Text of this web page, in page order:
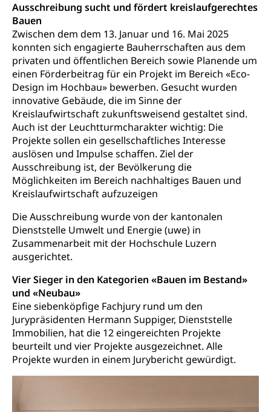
Ausschreibung sucht und fördert kreislaufgerechtes
Bauen
Zwischen dem dem 13. Januar und 16. Mai 2025
konnten sich engagierte Bauherrschaften aus dem
privaten und öffentlichen Bereich sowie Planende um
einen Förderbeitrag für ein Projekt im Bereich «Eco-
Design im Hochbau» bewerben. Gesucht wurden
innovative Gebäude, die im Sinne der
Kreislaufwirtschaft zukunftsweisend gestaltet sind.
Auch ist der Leuchtturmcharakter wichtig: Die
Projekte sollen ein gesellschaftliches Interesse
auslösen und Impulse schaffen. Ziel der
Ausschreibung ist, der Bevölkerung die
Möglichkeiten im Bereich nachhaltiges Bauen und
Kreislaufwirtschaft aufzuzeigen
Die Ausschreibung wurde von der kantonalen
Dienststelle Umwelt und Energie (uwe) in
Zusammenarbeit mit der Hochschule Luzern
ausgerichtet.
Vier Sieger in den Kategorien «Bauen im Bestand»
und «Neubau»
Eine siebenköpfige Fachjury rund um den
Jurypräsidenten Hermann Suppiger, Dienststelle
Immobilien, hat die 12 eingereichten Projekte
beurteilt und vier Projekte ausgezeichnet. Alle
Projekte wurden in einem Jurybericht gewürdigt.
Öffentlicher Verkehr Luzern Mobil
Schiffsverkehr, Binnenschifffahrt, Seeschifffahrt,
Flussschifffahrt
Schifffahrt (Strassenverkehrsamt)
Strasse
Autoverkehr, Lastwagenverkehr, Schwerverkehr,
leistungsabhängige Schwerverkehrsabgabe,
Langsamverkehr, Transportmittel, Auto, Motorrad,
Individualverkehr
zentras (Betrieb und Unterhalt LU, OW, NW,
ZG)
Strassenverkehrsamt
Verkehr und Infrastruktur vif
Kantonsstrassen
Persönliches
Zivilstand
Geburt, Heirat, Ehe, Partnerschaft, Tod,
Zivilstandsamt, Zivilstandsregiste
Zivilstandswesen
Adoption
Adoptivkind, Adoptiveltern, Adoptionsvermittlung,
Adoptionsverfahren, elterliche Gewalt, elterliche
Sorge
Adoption
Aufenthaltsbewilligungen
Niederlassungsbewilligung, Aufenthalt,
Niederlassung, Wohnsitz
Amt für Migration
Ausweise und Bescheinigungen